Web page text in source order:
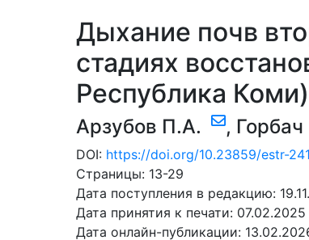
Дыхание почв
стадиях
Республика Коми)
Арзубов П.А. ,
DOI: https://doi.org/10.23859/estr-
Страницы: 13-29
Дата поступления в редакцию:
Дата принятия к печати: 07.02.2025
Дата онлайн-публикации: